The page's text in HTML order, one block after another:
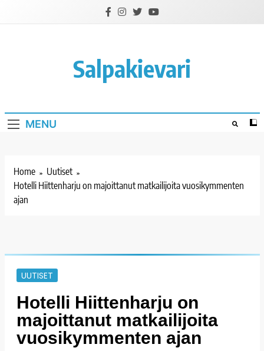
Salpakievari
MENU
Home
Uutiset
Hotelli Hiittenharju on majoittanut matkailijoita vuosikymmenten
ajan
UUTISET
Hotelli Hiittenharju on
majoittanut matkailijoita
vuosikymmenten ajan